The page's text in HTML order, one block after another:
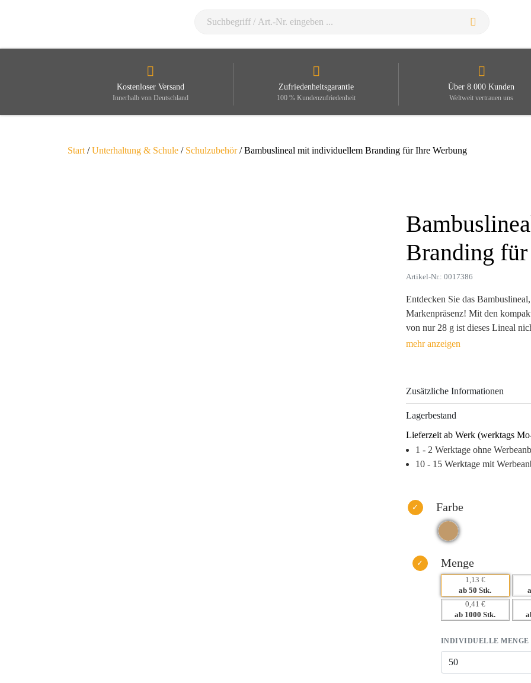
Kostenloser Versand
Innerhalb von Deutschland
Zufriedenheitsgarantie
100 % Kundenzufriedenheit
Über 8.000 Kunden
Weltweit vertrauen uns
Start /Unterhaltung & Schule / Schulzubehör/ Bambuslineal mit individuellem Branding für Ihre Werbung
Branding
Artikel-Nr.: 0017386
Entdecken Sie das
Markenpräsenz! Mit den
von nur 28 g ist dieses Lineal
umweltfreundlicher Begleiter im
Nutzen Sie die Chance, Ihr
Hause geschätzt. Überzeugen
Material, das Ihre Marke auf
Warum dieses Produkt Ihre
– Personalisierte Gestaltung
– Praktisches Design spricht
Zusätzliche Informationen
Lagerbestand
Lieferzeit ab Werk (werktags
1 - 2 Werktage ohne
10 - 15 Werktage mit
Farbe
Menge
1,13 €
ab 50 Stk.
0,41 €
ab 1000 Stk.
INDIVIDUELLE MENGE